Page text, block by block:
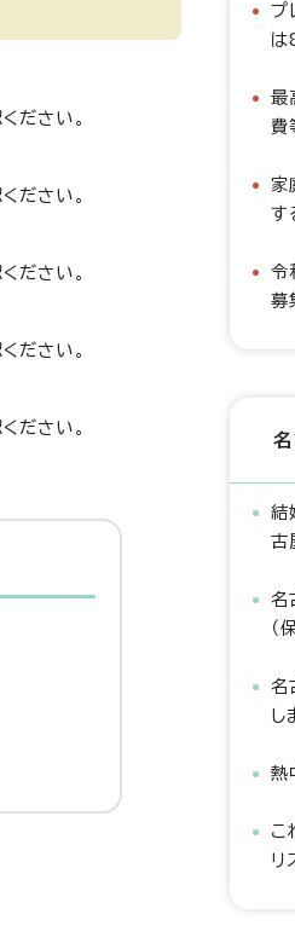
ださい。
ださい。
ださい。
ださい。
ださい。
プ
は
最
費
家
す
令
募
結
古
名
（
名
し
熱
こ
リ